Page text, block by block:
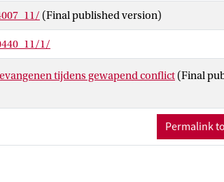
(Final published version)
1/
tijdens gewapend conflict (Final
Permalink